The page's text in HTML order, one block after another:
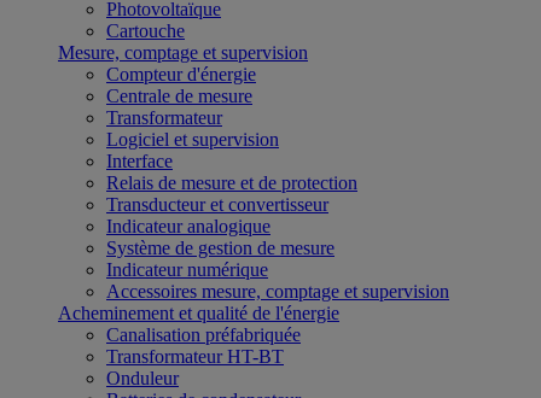
Photovoltaïque
Cartouche
Mesure, comptage et supervision
Compteur d'énergie
Centrale de mesure
Transformateur
Logiciel et supervision
Interface
Relais de mesure et de protection
Transducteur et convertisseur
Indicateur analogique
Système de gestion de mesure
Indicateur numérique
Accessoires mesure, comptage et supervision
Acheminement et qualité de l'énergie
Canalisation préfabriquée
Transformateur HT-BT
Onduleur